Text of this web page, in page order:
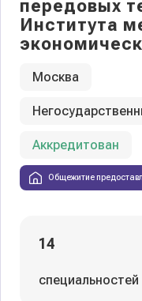
передовых
Института
Москва
Аккредитован
Общежитие
14
специальностей